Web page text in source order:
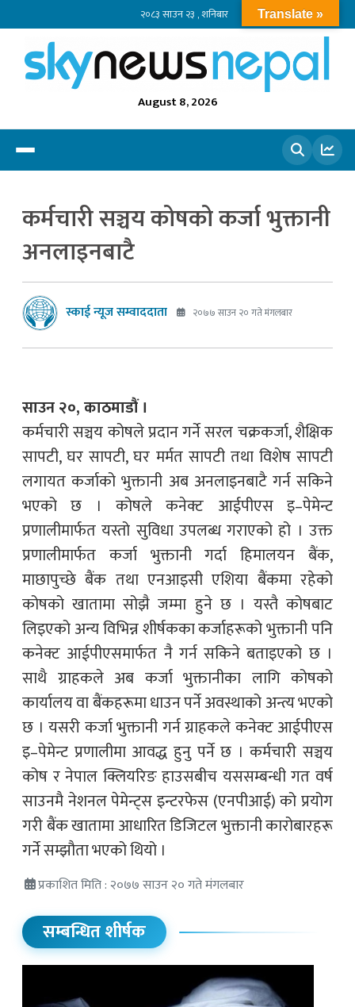
२०८३ साउन २३ , शनिबार
August 8, 2026
कर्मचारी सञ्चय कोषको कर्जा भुक्तानी
अनलाइनबाटै
स्काई न्यूज सम्वाददाता २०७७ साउन २० गते मंगलबार
साउन २०, काठमाडौं ।
कर्मचारी सञ्चय कोषले प्रदान गर्ने सरल चक्रकर्जा, शैक्षिक
सापटी, घर सापटी, घर मर्मत सापटी तथा विशेष सापटी
लगायत कर्जाको भुक्तानी अब अनलाइनबाटै गर्न सकिने
भएको छ । कोषले कनेक्ट आईपीएस इ–पेमेन्ट
प्रणालीमार्फत यस्तो सुविधा उपलब्ध गराएको हो । उक्त
प्रणालीमार्फत कर्जा भुक्तानी गर्दा हिमालयन बैंक,
माछापुच्छे बैंक तथा एनआइसी एशिया बैंकमा रहेको
कोषको खातामा सोझै जम्मा हुने छ । यस्तै कोषबाट
लिइएको अन्य विभिन्न शीर्षकका कर्जाहरूको भुक्तानी पनि
कनेक्ट आईपीएसमार्फत नै गर्न सकिने बताइएको छ ।
साथै ग्राहकले अब कर्जा भुक्तानीका लागि कोषको
कार्यालय वा बैंकहरूमा धाउन पर्ने अवस्थाको अन्त्य भएको
छ । यसरी कर्जा भुक्तानी गर्न ग्राहकले कनेक्ट आईपीएस
इ–पेमेन्ट प्रणालीमा आवद्ध हुनु पर्ने छ । कर्मचारी सञ्चय
कोष र नेपाल क्लियरिङ हाउसबीच यससम्बन्धी गत वर्ष
साउनमै नेशनल पेमेन्ट्स इन्टरफेस (एनपीआई) को प्रयोग
गरी बैंक खातामा आधारित डिजिटल भुक्तानी कारोबारहरू
गर्ने सम्झौता भएको थियो ।
प्रकाशित मिति : २०७७ साउन २० गते मंगलबार
सम्बन्धित शीर्षक
Translate »